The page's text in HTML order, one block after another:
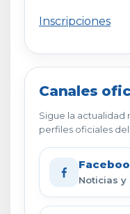
Inscripciones
Canales
Sigue la actualidad
perfiles oficiales
Noticias